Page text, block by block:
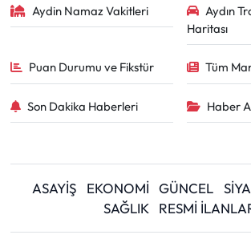
Aydin Namaz Vakitleri
Aydın
Haritası
Puan Durumu ve Fikstür Tüm
Son Dakika Haberleri Haber
ASAYİŞ EKONOMİ GÜNCEL
SAĞLIK
RESMİ